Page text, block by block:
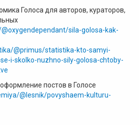
Голоса для авторов, кураторов,
sila-golosa-kak-
@primus/statistika-kto-samyi-
i-skolko-nuzhno-sily-golosa-chtoby-
постов в Голосе
@lesnik/povyshaem-kulturu-